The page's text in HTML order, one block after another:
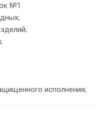
№1
исполнения;